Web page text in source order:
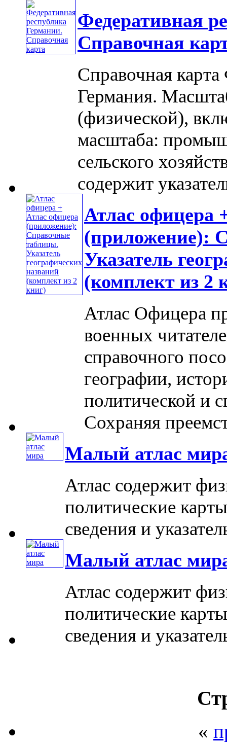
Федеративная
Справочная
Справочная
Германия.
(физической),
масштаба:
сельского
содержит
Атлас офицера
(приложение):
Указатель
(комплект из 2
Атлас Офицера
военных
справочного
географии,
политической и
Сохраняя
Малый атлас
Атлас содержит
политические
сведения и
Малый атлас
Атлас содержит
политические
сведения и
«